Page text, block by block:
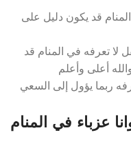
قد يكون دليل على
تعرفه في المنام قد
أعلى وأعلم
ربما يؤول إلى السعي
عزباء في المنام